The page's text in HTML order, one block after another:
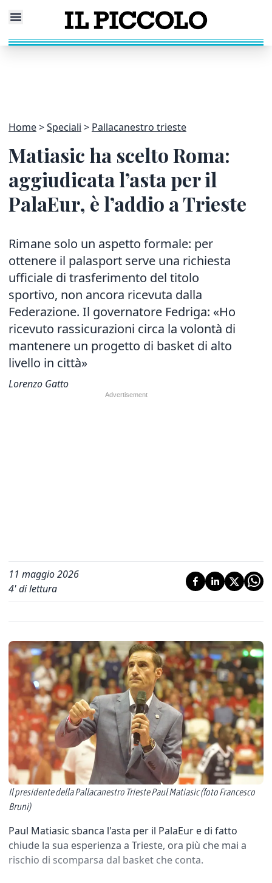
Home Speciali Pallacanestro trieste
Matiasic ha scelto Roma:
aggiudicata l’asta per il
PalaEur, è l’addio a Trieste
Rimane solo un aspetto formale: per
ottenere il palasport serve una richiesta
ufficiale di trasferimento del titolo
sportivo, non ancora ricevuta dalla
Federazione. Il governatore Fedriga: «Ho
ricevuto rassicurazioni circa la volontà di
mantenere un progetto di basket di alto
livello in città»
Lorenzo Gatto
11 maggio 2026
4' di lettura
Il presidente della Pallacanestro Trieste Paul Matiasic (foto Francesco
Bruni)
Paul Matiasic sbanca l'asta per il PalaEur e di fatto
chiude la sua esperienza a Trieste, ora più che mai a
rischio di scomparsa dal basket che conta.